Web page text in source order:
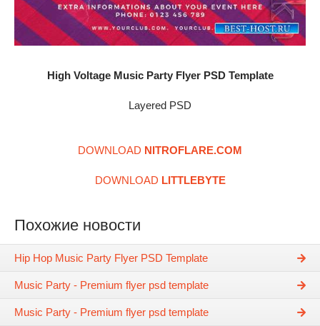
High Voltage Music Party Flyer PSD Template
Layered PSD
DOWNLOAD NITROFLARE.COM
DOWNLOAD LITTLEBYTE
Похожие новости
Hip Hop Music Party Flyer PSD Template
Music Party - Premium flyer psd template
Music Party - Premium flyer psd template